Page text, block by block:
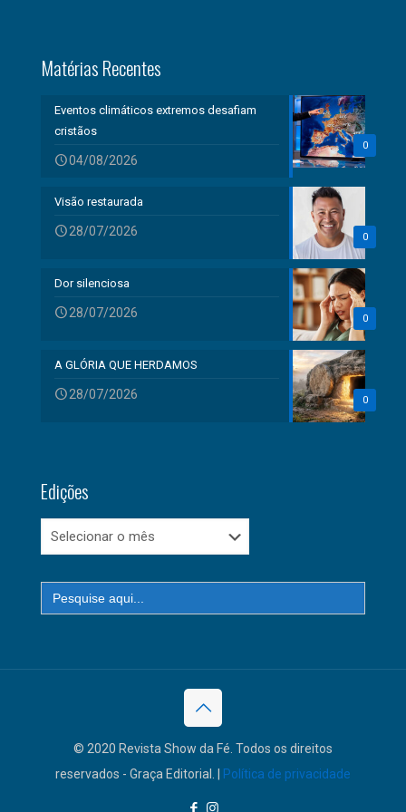
Matérias Recentes
0
Eventos climáticos extremos desafiam
cristãos
04/08/2026
0
Visão restaurada
28/07/2026
0
Dor silenciosa
28/07/2026
0
A GLÓRIA QUE HERDAMOS
28/07/2026
Edições
Edições
Search
for:
© 2020 Revista Show da Fé. Todos os direitos
reservados - Graça Editorial. |
Política de privacidade